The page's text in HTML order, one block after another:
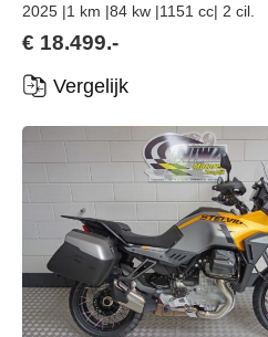
2025 |1 km |84 kw |1151 cc| 2 cil.
€ 18.499.-
Vergelijk